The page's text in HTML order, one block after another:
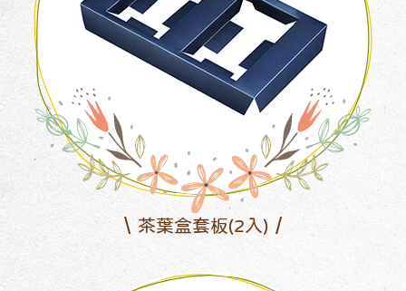
茶葉盒套板(2入)